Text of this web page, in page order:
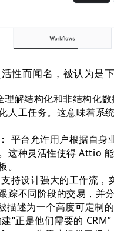
性而闻名，被认为是下
理解结构化和非结构化
人工任务。这意味着系
平台允许用户根据自身
这种灵活性使得 Attio
。
支持设计强大的工作流，
踪不同阶段的交易，并
描述为一个高度可定制
“正是他们需要的